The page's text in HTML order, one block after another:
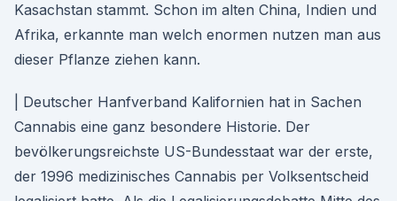
Kasachstan stammt. Schon im alten China, Indien und
Afrika, erkannte man welch enormen nutzen man aus
dieser Pflanze ziehen kann.
| Deutscher Hanfverband Kalifornien hat in Sachen
Cannabis eine ganz besondere Historie. Der
bevölkerungsreichste US-Bundesstaat war der erste,
der 1996 medizinisches Cannabis per Volksentscheid